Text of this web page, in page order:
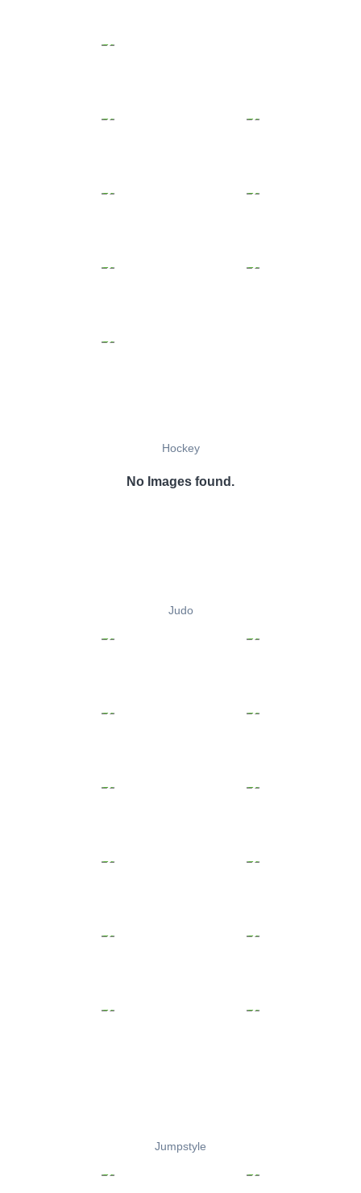
Hockey
No Images found.
Judo
Jumpstyle